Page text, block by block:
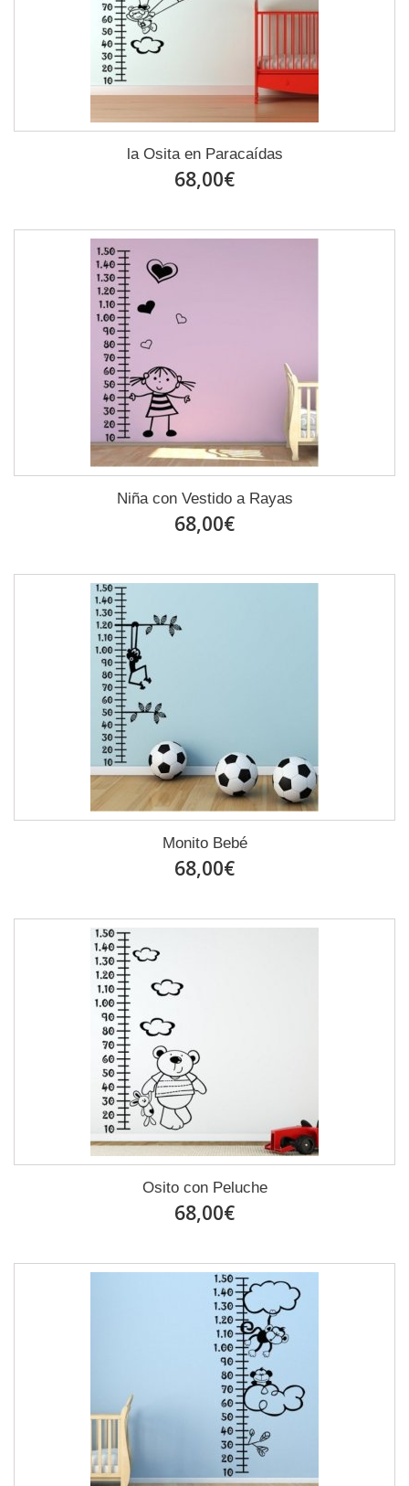
la Osita en Paracaídas
68,00€
Niña con Vestido a Rayas
68,00€
Monito Bebé
68,00€
Osito con Peluche
68,00€